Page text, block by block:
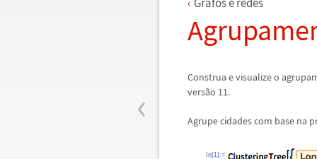
‹
Construa e visualize o
versão 11.
Agrupe cidades com base na
In[1]:=